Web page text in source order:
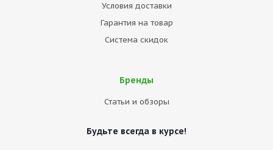
Условия доставки
Гарантия на товар
Система скидок
Бренды
Статьи и обзоры
Будьте всегда в курсе!